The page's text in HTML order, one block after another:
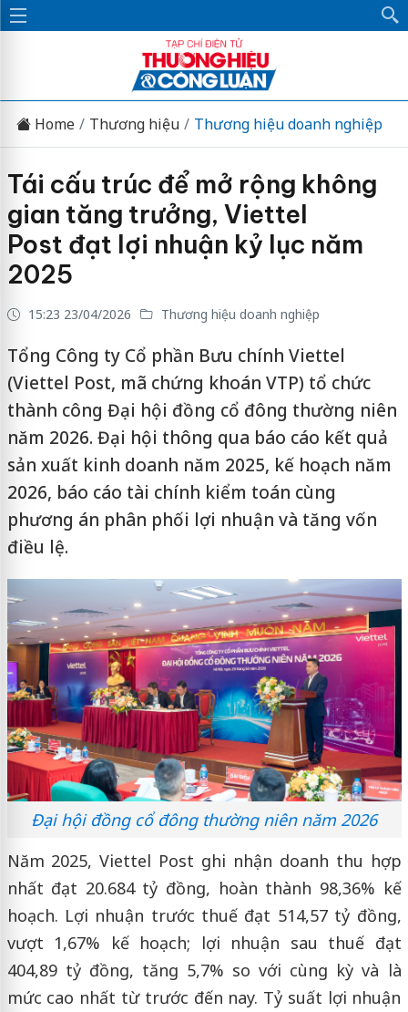
Home Thương hiệu Thương hiệu doanh nghiệp
Tái cấu trúc để mở rộng không
gian tăng trưởng, Viettel
Post đạt lợi nhuận kỷ lục năm
2025
15:23 23/04/2026 Thương hiệu doanh nghiệp
Tổng Công ty Cổ phần Bưu chính Viettel
(Viettel Post, mã chứng khoán VTP) tổ chức
thành công Đại hội đồng cổ đông thường niên
năm 2026. Đại hội thông qua báo cáo kết quả
sản xuất kinh doanh năm 2025, kế hoạch năm
2026, báo cáo tài chính kiểm toán cùng
phương án phân phối lợi nhuận và tăng vốn
điều lệ.
Đại hội đồng cổ đông thường niên năm 2026
Năm 2025, Viettel Post ghi nhận doanh thu hợp
nhất đạt 20.684 tỷ đồng, hoàn thành 98,36% kế
hoạch. Lợi nhuận trước thuế đạt 514,57 tỷ đồng,
vượt 1,67% kế hoạch; lợi nhuận sau thuế đạt
404,89 tỷ đồng, tăng 5,7% so với cùng kỳ và là
mức cao nhất từ trước đến nay. Tỷ suất lợi nhuận